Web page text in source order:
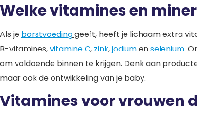
Welke vitamines en
Als je borstvoedinggeeft, heeft je lichaam extra
B-vitamines,vitamine C, zink,jodiumenselenium.
om voldoende binnen te krijgen. Denk aan
maar ook de ontwikkeling van je baby.
Vitamines voor vrouwen